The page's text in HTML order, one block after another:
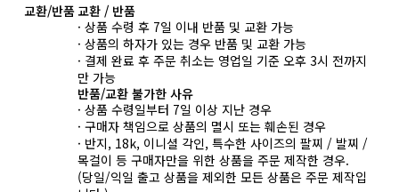
교환/반품 교환 / 반품
· 상품 수령 후 7일 이내 반품 및 교환 가능
· 상품의 하자가 있는 경우 반품 및 교환 가능
· 결제 완료 후 주문 취소는 영업일 기준 오후 3시 전까지
만 가능
반품/교환 불가한 사유
· 상품 수령일부터 7일 이상 지난 경우
· 구매자 책임으로 상품의 멸시 또는 훼손된 경우
· 반지, 18k, 이니셜 각인, 특수한 사이즈의 팔찌 / 발찌 /
목걸이 등 구매자만을 위한 상품을 주문 제작한 경우.
(당일/익일 출고 상품을 제외한 모든 상품은 주문 제작입